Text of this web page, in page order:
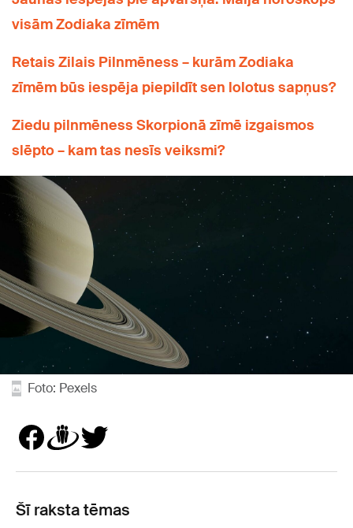
visām Zodiaka zīmēm
Retais Zilais Pilnmēness – kurām Zodiaka
zīmēm būs iespēja piepildīt sen lolotus sapņus?
Ziedu pilnmēness Skorpionā zīmē izgaismos
slēpto – kam tas nesīs veiksmi?
Foto: Pexels
Šī raksta tēmas